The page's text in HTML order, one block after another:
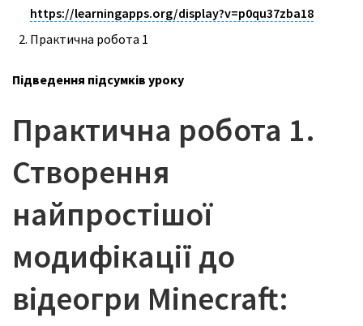
https://learningapps.org/display?v=p0qu37zba18
Практична робота 1
Підведення підсумків уроку
Практична робота 1.
Створення
найпростішої
модифікації до
відеогри Minecraft: